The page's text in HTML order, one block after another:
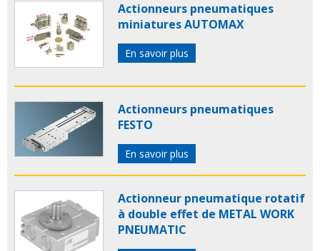
Actionneurs pneumatiques
miniatures AUTOMAX
En savoir plus
Actionneurs pneumatiques
FESTO
En savoir plus
Actionneur pneumatique rotatif
à double effet de METAL WORK
PNEUMATIC